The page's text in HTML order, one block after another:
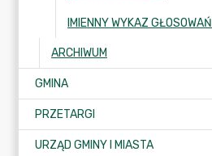
IMIENNY WYKAZ GŁOSOWAŃ
ARCHIWUM
GMINA
PRZETARGI
URZĄD GMINY I MIASTA